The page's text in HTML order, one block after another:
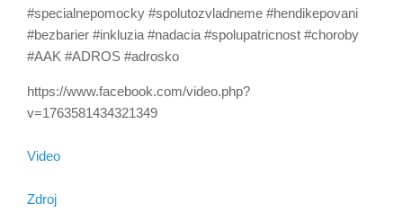
#specialnepomocky #spolutozvladneme #hendikepovani
#bezbarier #inkluzia #nadacia #spolupatricnost #choroby
#AAK #ADROS #adrosko
https://www.facebook.com/video.php?
v=1763581434321349
Video
Zdroj